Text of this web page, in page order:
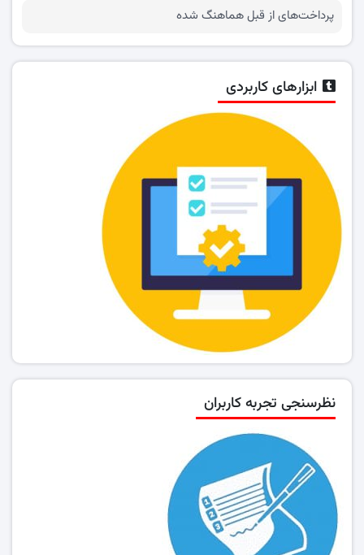
پرداخت‌های از قبل هماهنگ شده
ابزارهای کاربردی
نظرسنجی تجربه کاربران